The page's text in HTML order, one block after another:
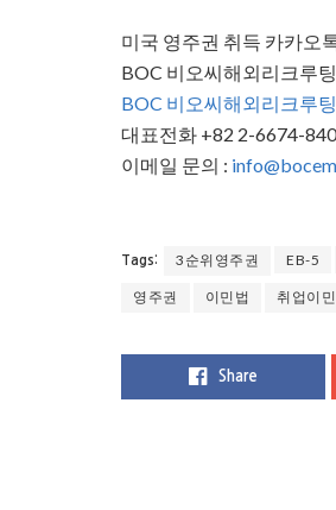
미국 영주권 취득 카카오
BOC 비오씨해외리크루
BOC 비오씨해외리크루
대표전화 +82 2-6674-
이메일 문의 :
Tags: 3순위영주권 EB-5
영주권 이민법 취업이민
Share